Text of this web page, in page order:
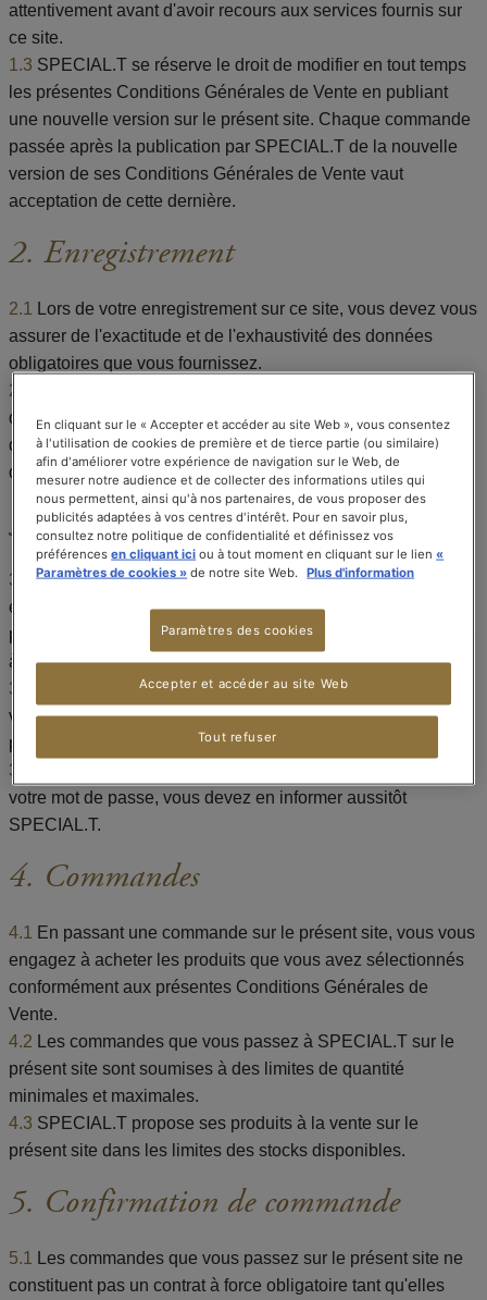
attentivement avant d'avoir recours aux services fournis sur
ce site.
1.3 SPECIAL.T se réserve le droit de modifier en tout temps
les présentes Conditions Générales de Vente en publiant
une nouvelle version sur le présent site. Chaque commande
passée après la publication par SPECIAL.T de la nouvelle
version de ses Conditions Générales de Vente vaut
acceptation de cette dernière.
2. Enregistrement
2.1
Lors de votre enregistrement sur ce site, vous devez vous
assurer de l'exactitude et de l'exhaustivité des données
obligatoires que vous fournissez.
2.2
d'adresse et autres modifications en remettant à jour vos
données personnelles sur le présent site dans les meilleurs
délais.
3. Mot de passe
3.1
Vous devez choisir un mot de passe lors de votre
enregistrement en vue d'utiliser le présent site. Ce mot de
passe est strictement confidentiel et ne doit pas être divulgué
à des tiers.
3.2
Vous assumez l'entière responsabilité de l'utilisation de
votre mot de passe et de toutes les commandes qui sont
passées, même à votre insu, en utilisant ce mot de passe.
3.3
votre mot de passe, vous devez en informer aussitôt
SPECIAL.T.
4. Commandes
4.1
En passant une commande sur le présent site, vous vous
engagez à acheter les produits que vous avez sélectionnés
conformément aux présentes Conditions Générales de
Vente.
4.2 Les commandes que vous passez à SPECIAL.T sur le
présent site sont soumises à des limites de quantité
minimales et maximales.
4.3 SPECIAL.T propose ses produits à la vente sur le
présent site dans les limites des stocks disponibles.
5. Confirmation de commande
5.1
Les commandes que vous passez sur le présent site ne
constituent pas un contrat à force obligatoire tant qu'elles
En cliquant sur le « Accepter et accéder au site Web », vous consentez
à l'utilisation de cookies de première et de tierce partie (ou similaire)
afin d'améliorer votre expérience de navigation sur le Web, de
mesurer notre audience et de collecter des informations utiles qui
nous permettent, ainsi qu'à nos partenaires, de vous proposer des
publicités adaptées à vos centres d'intérêt. Pour en savoir plus,
consultez notre politique de confidentialité et définissez vos
préférencesen cliquant ici ou à tout moment en cliquant sur le lien«
Paramètres de cookies » de notre site Web. Plus d'information
Paramètres des cookies
Tout refuser
Accepter et accéder au site Web